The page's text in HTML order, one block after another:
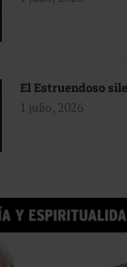
El Estruendoso
1 julio, 2026